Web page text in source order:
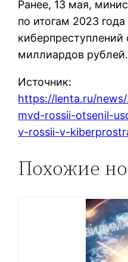
Ранее, 13 мая,
по итогам 2023
киберпреступлений
миллиардов рублей.
Источник:
https://lenta.ru/
mvd-rossii-otsenil-
v-rossii-v-
Похожие